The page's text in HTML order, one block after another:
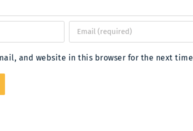
and website in this browser for the next